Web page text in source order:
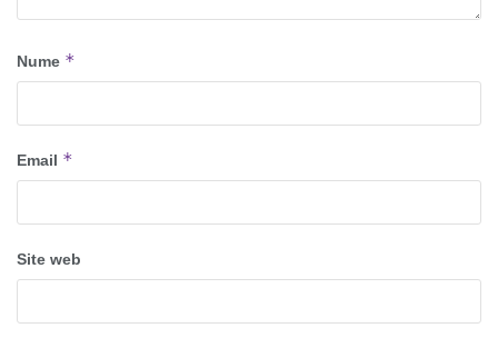
Nume *
Email *
Site web